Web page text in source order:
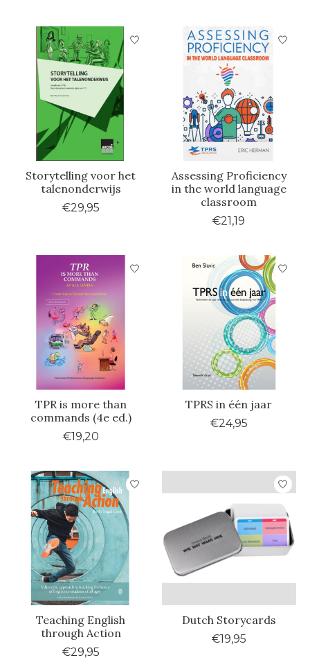
Storytelling voor het
talenonderwijs
€29,95
Assessing Proficiency
in the world language
classroom
€21,19
TPR is more than
commands (4e ed.)
€19,20
TPRS in één jaar
€24,95
Teaching English
through Action
€29,95
Dutch Storycards
€19,95